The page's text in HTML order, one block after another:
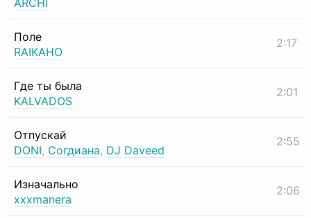
ARCHI
Поле
RAIKAHO
2:17
Где ты была
KALVADOS
2:01
Отпускай
DONI, Согдиана, DJ Daveed
2:55
Изначально
xxxmanera
2:06